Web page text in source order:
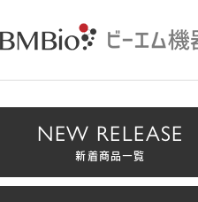
NEW RELEASE
新着商品一覧